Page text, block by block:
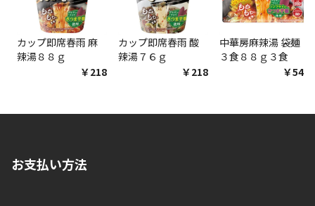
カップ即席春雨 麻
辣湯８８ｇ
￥218
カップ即席春雨 酸
辣湯７６ｇ
￥218
中華房麻辣湯 袋麺
３食８８ｇ３食
￥548
お支払い方法